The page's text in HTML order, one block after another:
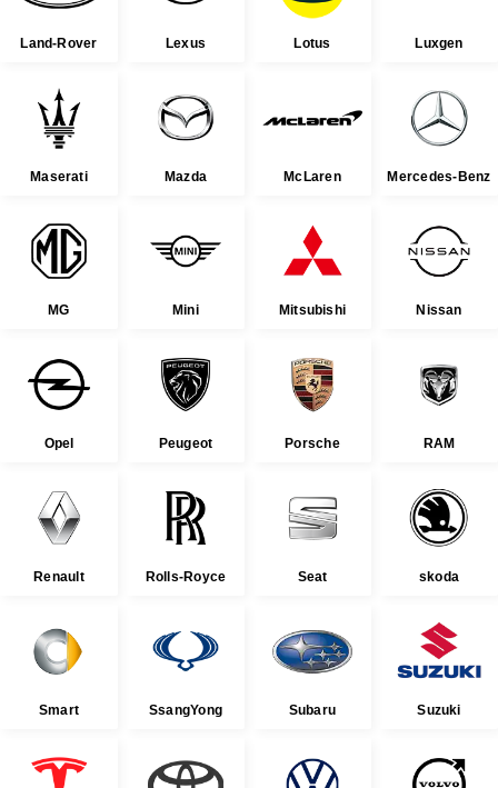
Land-Rover Lexus Lotus Luxgen
Maserati Mazda McLaren Mercedes-Benz
MG Mini Mitsubishi Nissan
Opel Peugeot Porsche RAM
Renault Rolls-Royce Seat skoda
Smart SsangYong Subaru Suzuki